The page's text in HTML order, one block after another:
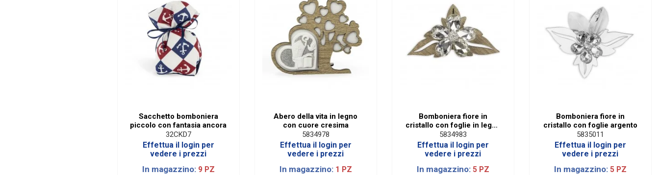
Sacchetto bomboniera
piccolo con fantasia ancora
32CKD7
Effettua il login per
vedere i prezzi
In magazzino: 9 PZ
Abero della vita in legno
con cuore cresima
5834978
Effettua il login per
vedere i prezzi
In magazzino: 1 PZ
Bomboniera fiore in
cristallo con foglie in legno
piccolo
5834983
Effettua il login per
vedere i prezzi
In magazzino: 5 PZ
Bomboniera fiore in
cristallo con foglie argento
5835011
Effettua il login per
vedere i prezzi
In magazzino: 5 PZ